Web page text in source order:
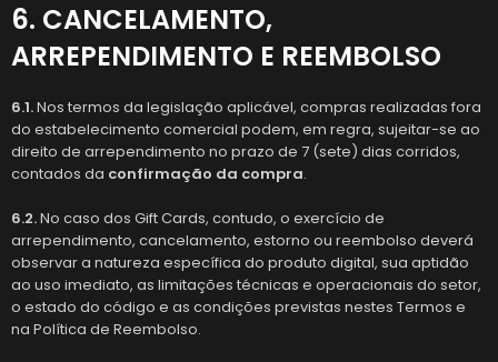
6. CANCELAMENTO,
ARREPENDIMENTO E REEMBOLSO
6.1.Nos termos da legislação aplicável, compras realizadas fora
do estabelecimento comercial podem, em regra, sujeitar-se ao
direito de arrependimento no prazo de 7 (sete) dias corridos,
contados da confirmação da compra.
6.2.No caso dos Gift Cards, contudo, o exercício de
arrependimento, cancelamento, estorno ou reembolso deverá
observar a natureza específica do produto digital, sua aptidão
ao uso imediato, as limitações técnicas e operacionais do setor,
o estado do código e as condições previstas nestes Termos e
na Política de Reembolso.